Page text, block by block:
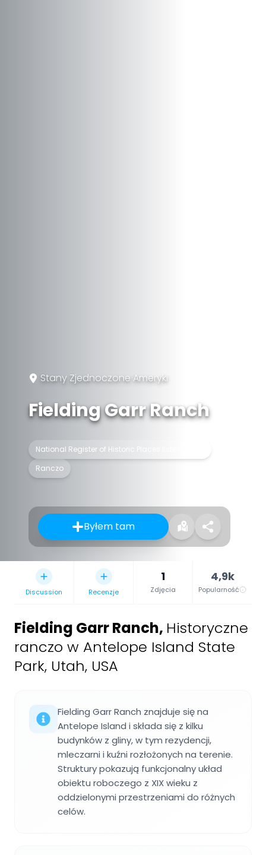
Stany Zjednoczone Ameryki
Fielding Garr Ranch
National Register of Historic Places listed place
Ranczo
Byłem tam
Discussion Recenzje
1
Zdjęcia
4,9k
Popularność
Fielding Garr Ranch, Historyczne
ranczo w Antelope Island State
Park, Utah, USA
Fielding Garr Ranch znajduje się na
Antelope Island i składa się z kilku
budynków z gliny, w tym rezydencji,
mleczarni i kuźni rozłożonych na terenie.
Struktury pokazują funkcjonalny układ
obiektu roboczego z XIX wieku z
oddzielonymi przestrzeniami do różnych
celów.